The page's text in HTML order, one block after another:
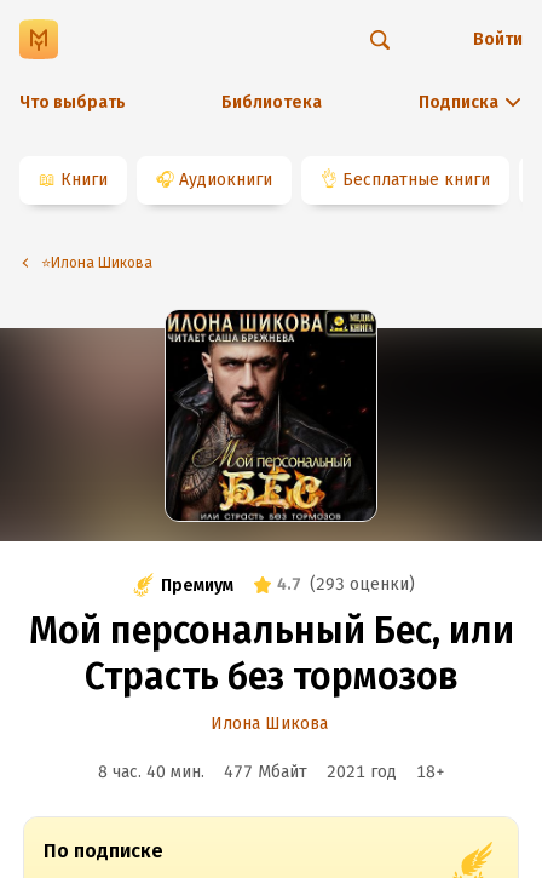
Что выбрать Библиотека Подписка
Войти
📖 Книги 🎧 Аудиокниги 👌 Бесплатные книги
⭐️Илона Шикова
Премиум 4.7 (293 оценки)
Мой персональный Бес, или
Страсть без тормозов
Илона Шикова
8 час. 40 мин. 477 Мбайт 2021 год 18+
По подписке